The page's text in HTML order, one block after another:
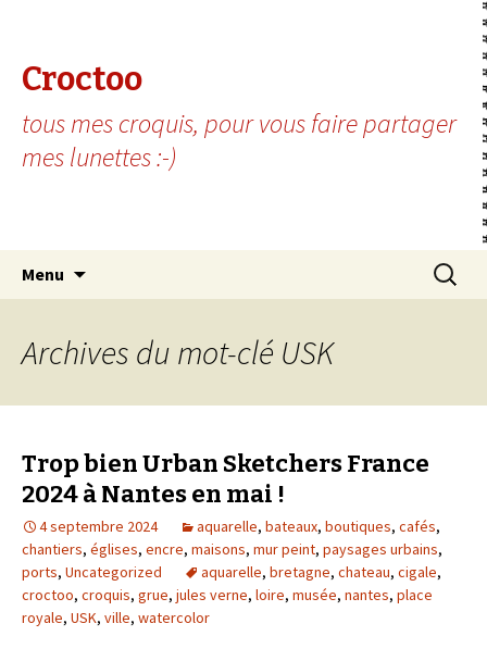
Croctoo
tous mes croquis, pour vous faire partager
mes lunettes :-)
Menu
Archives du mot-clé USK
Trop bien Urban Sketchers France
2024 à Nantes en mai !
4 septembre 2024 aquarelle, bateaux, boutiques, cafés,
chantiers, églises, encre, maisons, mur peint, paysages urbains,
ports, Uncategorized aquarelle, bretagne, chateau, cigale,
croctoo, croquis, grue, jules verne, loire, musée, nantes, place
royale, USK, ville, watercolor